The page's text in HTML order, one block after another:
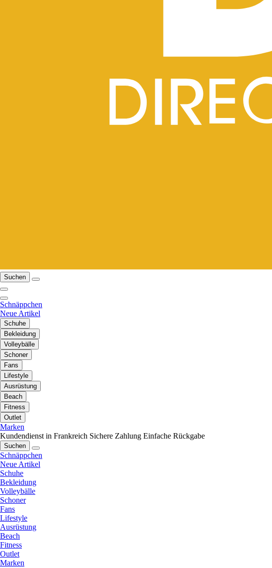
Suchen
Schnäppchen
Neue Artikel
Schuhe
Bekleidung
Volleybälle
Schoner
Fans
Lifestyle
Ausrüstung
Beach
Fitness
Outlet
Marken
Kundendienst in Frankreich Sichere Zahlung Einfache Rückgabe
Suchen
Schnäppchen
Neue Artikel
Schuhe
Bekleidung
Volleybälle
Schoner
Fans
Lifestyle
Ausrüstung
Beach
Fitness
Outlet
Marken